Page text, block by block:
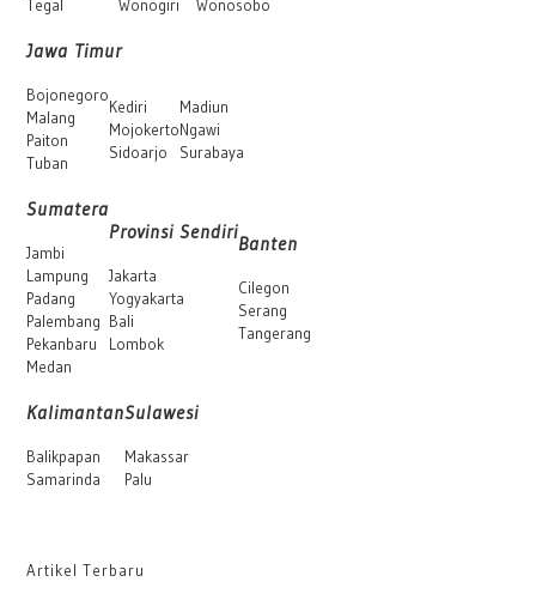
Tegal
Wonogiri
Wonosobo
Jawa Timur
Bojonegoro
Malang
Paiton
Tuban
Kediri
Mojokerto
Sidoarjo
Madiun
Ngawi
Surabaya
Sumatera
Jambi
Lampung
Padang
Palembang
Pekanbaru
Medan
Provinsi Sendiri
Jakarta
Yogyakarta
Bali
Lombok
Banten
Cilegon
Serang
Tangerang
Kalimantan
Balikpapan
Samarinda
Sulawesi
Makassar
Palu
Artikel Terbaru